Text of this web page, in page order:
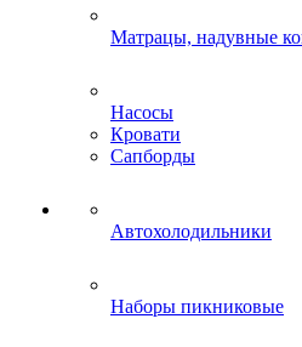
Матрацы, надувные
Насосы
Кровати
Сапборды
Автохолодильники
Наборы пикниковые